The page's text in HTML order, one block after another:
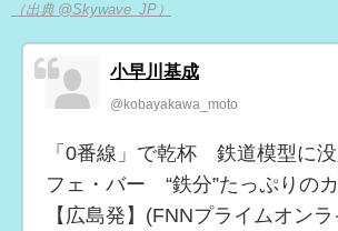
（出典 @Skywave_JP）
小早川基成
@kobayakawa_moto
「0番線」で乾杯 鉄道模型に
フェ・バー “鉄分”たっぷりの
【広島発】(FNNプライムオンラ